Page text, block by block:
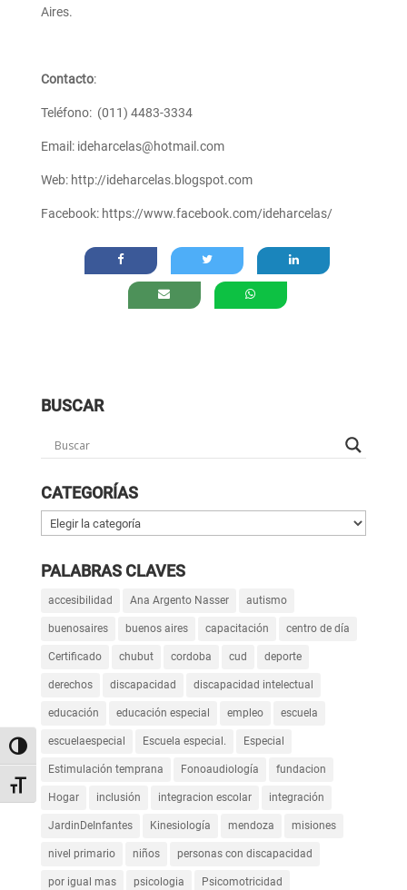
Alternar alto contraste
Alternar tamaño de letra
Aires.
Contacto:
Teléfono: (011) 4483-3334
Email: ideharcelas@hotmail.com
Web: http://ideharcelas.blogspot.com
Facebook: https://www.facebook.com/ideharcelas/
BUSCAR
CATEGORÍAS
Categorías
PALABRAS CLAVES
accesibilidad Ana Argento Nasser autismo
buenosaires buenos aires capacitación centro de día
Certificado chubut cordoba cud deporte
derechos discapacidad discapacidad intelectual
educación educación especial empleo escuela
escuelaespecial Escuela especial. Especial
Estimulación temprana Fonoaudiología fundacion
Hogar inclusión integracion escolar integración
JardinDeInfantes Kinesiología mendoza misiones
nivel primario niños personas con discapacidad
por igual mas psicologia Psicomotricidad